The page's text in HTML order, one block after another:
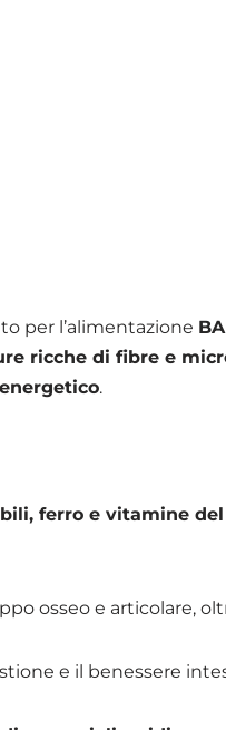
per l’alimentazione
ricche di fibre e
.
ferro e vitamine
osseo e articolare,
e il benessere